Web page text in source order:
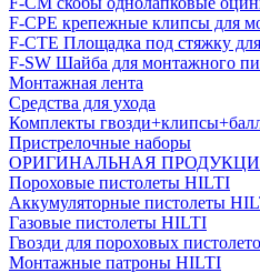
F-CPE крепежные клипсы для
F-CTE Площадка под стяжку
F-SW Шайба для монтажного
Монтажная лента
Средства для ухода
Комплекты
Пристрелочные наборы
ОРИГИНАЛЬНАЯ
Пороховые пистолеты HILTI
Аккумуляторные пистолеты
Газовые пистолеты HILTI
Гвозди для пороховых
Монтажные патроны HILTI